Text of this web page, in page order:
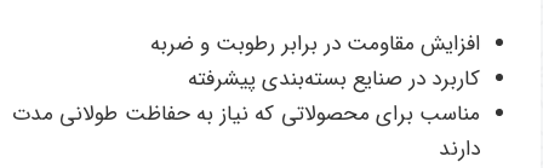
افزایش مقاومت در برابر رطوبت و ضربه
کاربرد در صنایع بسته‌بندی پیشرفته
مناسب برای محصولاتی که نیاز به حفاظت طولانی مدت
دارند